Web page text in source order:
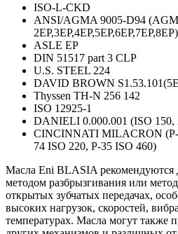
ISO-L-CKD
ANSI/AGMA 9005-D94
2EP,3EP,4EP,5EP,6EP,7EP,8EP)
ASLE EP
DIN 51517 part 3 CLP
U.S. STEEL 224
DAVID BROWN
Thyssen TH-N 256 142
ISO 12925-1
DANIELI 0.000.001 (ISO 150,
CINCINNATI MILACRON (P-
74 ISO 220, P-35 ISO 460)
Масла Eni BLASIA рекомендуются
методом разбрызгивания или
открытых зубчатых передачах,
высоких нагрузок, скоростей,
температурах. Масла могут также